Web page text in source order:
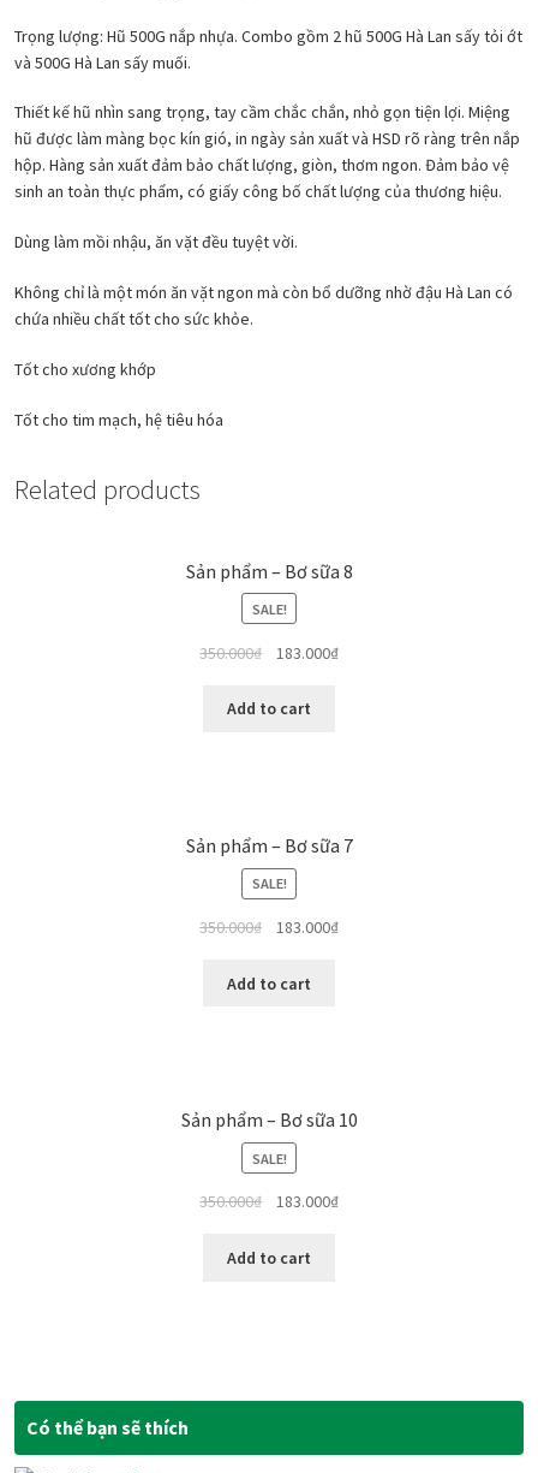
Trọng lượng: Hũ 500G nắp nhựa. Combo gồm 2 hũ 500G Hà Lan sấy tỏi ớt
và 500G Hà Lan sấy muối.
Thiết kế hũ nhìn sang trọng, tay cầm chắc chắn, nhỏ gọn tiện lợi. Miệng
hũ được làm màng bọc kín gió, in ngày sản xuất và HSD rõ ràng trên nắp
hộp. Hàng sản xuất đảm bảo chất lượng, giòn, thơm ngon. Đảm bảo vệ
sinh an toàn thực phẩm, có giấy công bố chất lượng của thương hiệu.
Dùng làm mồi nhậu, ăn vặt đều tuyệt vời.
Không chỉ là một món ăn vặt ngon mà còn bổ dưỡng nhờ đậu Hà Lan có
chứa nhiều chất tốt cho sức khỏe.
Tốt cho xương khớp
Tốt cho tim mạch, hệ tiêu hóa
Related products
Sản phẩm – Bơ sữa 8
SALE!
350.000₫ 183.000₫
Add to cart
Sản phẩm – Bơ sữa 7
SALE!
350.000₫ 183.000₫
Add to cart
Sản phẩm – Bơ sữa 10
SALE!
350.000₫ 183.000₫
Add to cart
Có thể bạn sẽ thích